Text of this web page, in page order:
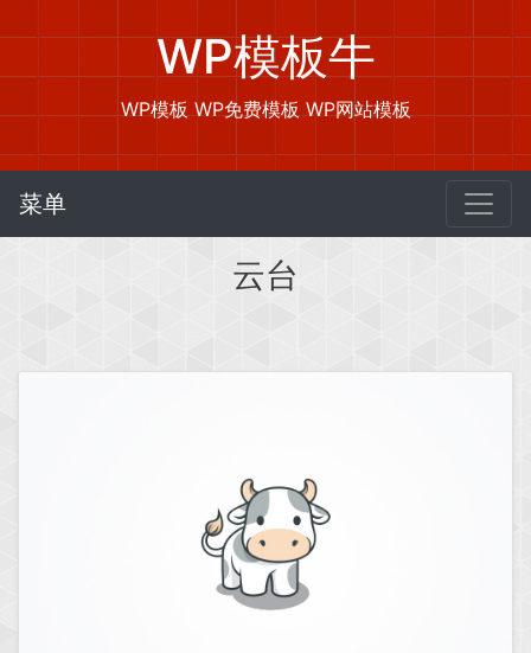
WP模板牛
WP模板 WP免费模板 WP网站模板
菜单
云台